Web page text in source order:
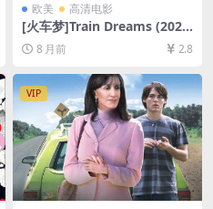
欧美 高清电影
[火车梦]Train Dreams (202
5)[百度网盘+夸克网盘1080P
超清未删减资源][网盘在线播
放/下载][MP4/8.3GB][中英字
幕]
8 月前 2.8
VIP